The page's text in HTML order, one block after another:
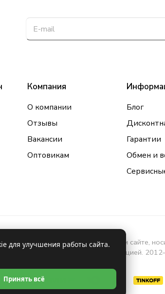
Компания
О компании
Отзывы
Вакансии
Оптовикам
Блог
Гарантии
Обмен и
и услугах, размещенная на данном сайте,
с врачом и ознакомиться с инструкцией.
для улучшения работы сайта.
Принять всё